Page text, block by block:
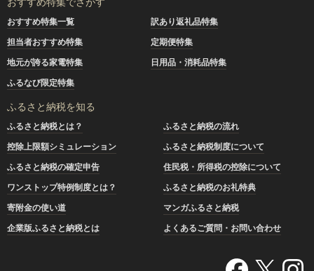
おすすめ特集一覧
訳あり返礼品特集
担当者おすすめ特集
定期便特集
地元が誇る家電特集
日用品・消耗品特集
ふるなび限定特集
ふるさと納税を知る
ふるさと納税とは？
ふるさと納税の流れ
控除上限額シミュレーション
ふるさと納税制度について
ふるさと納税の確定申告
住民税・所得税の控除について
ワンストップ特例制度とは？
ふるさと納税のお礼特典
寄附金の使い道
マンガふるさと納税
企業版ふるさと納税とは
よくあるご質問・お問い合わせ